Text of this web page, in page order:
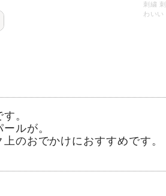
刺繍
わいい
。
ルが。
のおでかけにおすすめです。